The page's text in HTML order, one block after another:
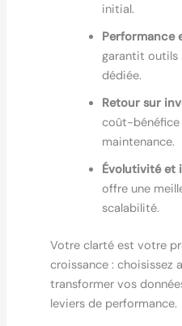
initial.
Performance
garantit outils
dédiée.
Retour sur
coût-
maintenance.
Évolutivité et
offre une
scalabilité.
Votre clarté est votre
croissance : choisissez
transformer vos
leviers de performance.